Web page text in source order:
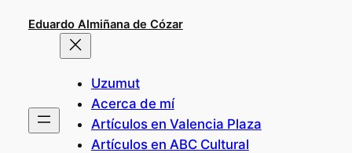
Eduardo Almiñana de Cózar
Uzumut
Acerca de mí
Artículos en Valencia Plaza
Artículos en ABC Cultural